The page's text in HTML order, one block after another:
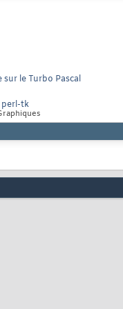
sur le Turbo Pascal
perl-tk